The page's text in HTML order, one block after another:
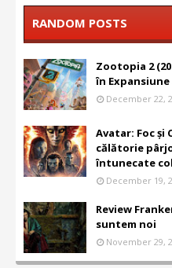
RANDOM POSTS
Zootopia 2
în
December 22,
Avatar: Foc și
călătorie
întunecate
December 19,
Review
suntem noi
November 29,